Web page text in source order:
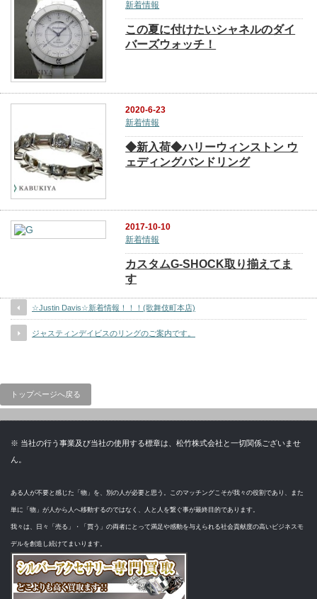
新着情報
この夏に付けたいシャネルのダイ
バーズウォッチ！
2020-6-23
新着情報
◆新入荷◆ハリーウィンストン ウ
ェディングバンドリング
2017-10-10
新着情報
カスタムG-SHOCK取り揃えてま
す
☆Justin Davis☆新着情報！！！(歌舞伎町本店)
ジャスティンデイビスのリングのご案内です。
トップページへ戻る
※ 当社の行う事業及び当社の使用する標章は、松竹株式会社と一切関係ございませ
ん。
ある人が不要と感じた「物」を、別の人が必要と思う。このマッチングこそが我々の役割であり、また
単に「物」が人から人へ移動するのではなく、人と人を繋ぐ事が最終目的であります。
我々は、日々「売る」・「買う」の両者にとって満足や感動を与えられる社会貢献度の高いビジネスモ
デルを創造し続けてまいります。